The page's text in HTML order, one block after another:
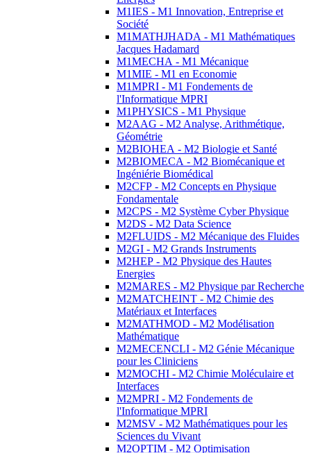
M1IES - M1 Innovation, Entreprise et
Société
M1MATHJHADA - M1 Mathématiques
Jacques Hadamard
M1MECHA - M1 Mécanique
M1MIE - M1 en Economie
M1MPRI - M1 Fondements de
l'Informatique MPRI
M1PHYSICS - M1 Physique
M2AAG - M2 Analyse, Arithmétique,
Géométrie
M2BIOHEA - M2 Biologie et Santé
M2BIOMECA - M2 Biomécanique et
Ingéniérie Biomédical
M2CFP - M2 Concepts en Physique
Fondamentale
M2CPS - M2 Système Cyber Physique
M2DS - M2 Data Science
M2FLUIDS - M2 Mécanique des Fluides
M2GI - M2 Grands Instruments
M2HEP - M2 Physique des Hautes
Energies
M2MARES - M2 Physique par Recherche
M2MATCHEINT - M2 Chimie des
Matériaux et Interfaces
M2MATHMOD - M2 Modélisation
Mathématique
M2MECENCLI - M2 Génie Mécanique
pour les Cliniciens
M2MOCHI - M2 Chimie Moléculaire et
Interfaces
M2MPRI - M2 Fondements de
l'Informatique MPRI
M2MSV - M2 Mathématiques pour les
Sciences du Vivant
M2OPTIM - M2 Optimisation